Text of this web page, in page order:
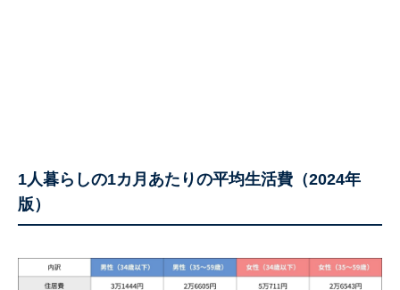
1人暮らしの1カ月あたりの平均生活費（2024年
版）